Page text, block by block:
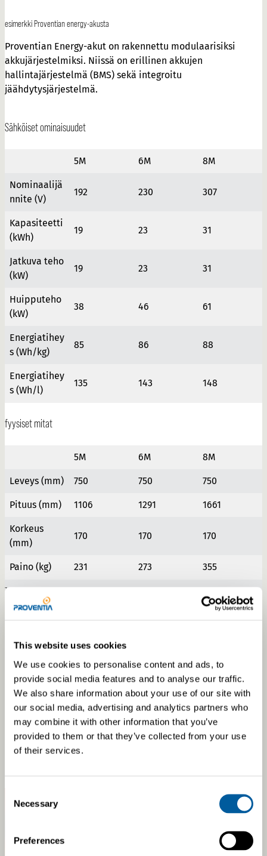
This website uses cookies
We use cookies to personalise content and ads, to
provide social media features and to analyse our traffic.
We also share information about your use of our site with
our social media, advertising and analytics partners who
may combine it with other information that you’ve
provided to them or that they’ve collected from your use
of their services.
Selection
Necessary
Preferences
esimerkki Proventian energy-akusta
Proventian Energy-akut on rakennettu modulaarisiksi
akkujärjestelmiksi. Niissä on erillinen akkujen
hallintajärjestelmä (BMS) sekä integroitu
jäähdytysjärjestelmä.
Sähköiset ominaisuudet
5M 6M 8M
Nominaalijä
nnite (V)
192 230 307
Kapasiteetti
(kWh)
19 23 31
Jatkuva teho
(kW)
19 23 31
Huipputeho
(kW)
38 46 61
Energiatihey
s (Wh/kg)
85 86 88
Energiatihey
s (Wh/l)
135 143 148
fyysiset mitat
5M 6M 8M
Leveys (mm) 750 750 750
Pituus (mm) 1106 1291 1661
Korkeus
(mm)
170 170 170
Paino (kg) 231 273 355
TUTUSTU
LFPenergy-akkuumme
Hyväksy markkinointi- ja
tilastoevästeet nähdäksesi sisällön.